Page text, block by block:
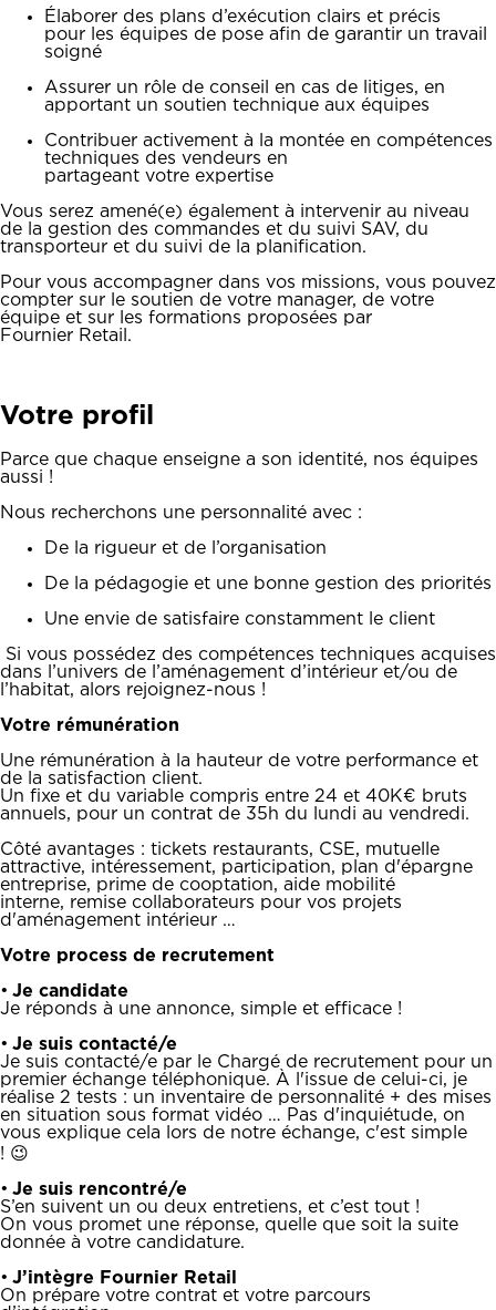
Élaborer des plans d’exécution clairs et précis
pour les équipes de pose afin de garantir un travail
soigné
Assurer un rôle de conseil en cas de litiges, en
apportant un soutien technique aux équipes
Contribuer activement à la montée en compétences
techniques des vendeurs en
partageant votre expertise
Vous serez amené(e) également à intervenir au niveau
de la gestion des commandes et du suivi SAV, du
transporteur et du suivi de la planification.
Pour vous accompagner dans vos missions, vous pouvez
compter sur le soutien de votre manager, de votre
équipe et sur les formations proposées par
Fournier Retail.
Votre profil
Parce que chaque enseigne a son identité, nos équipes
aussi !
Nous recherchons une personnalité avec :
De la rigueur et de l’organisation
De la pédagogie et une bonne gestion des priorités
Une envie de satisfaire constamment le client
Si vous possédez des compétences techniques acquises
dans l’univers de l’aménagement d’intérieur et/ou de
l’habitat, alors rejoignez-nous !
Votre rémunération
Une rémunération à la hauteur de votre performance et
de la satisfaction client.
Un fixe et du variable compris entre 24 et 40K€ bruts
annuels, pour un contrat de 35h du lundi au vendredi.
Côté avantages : tickets restaurants, CSE, mutuelle
attractive, intéressement, participation, plan d'épargne
entreprise, prime de cooptation, aide mobilité
interne, remise collaborateurs pour vos projets
d'aménagement intérieur …
Votre process de recrutement
• Je candidate
Je réponds à une annonce, simple et efficace !
• Je suis contacté/e
Je suis contacté/e par le Chargé de recrutement pour un
premier échange téléphonique. À l'issue de celui-ci, je
réalise 2 tests : un inventaire de personnalité + des mises
en situation sous format vidéo … Pas d'inquiétude, on
vous explique cela lors de notre échange, c'est simple
! 😉
• Je suis rencontré/e
S’en suivent un ou deux entretiens, et c’est tout !
On vous promet une réponse, quelle que soit la suite
donnée à votre candidature.
• J’intègre Fournier Retail
On prépare votre contrat et votre parcours